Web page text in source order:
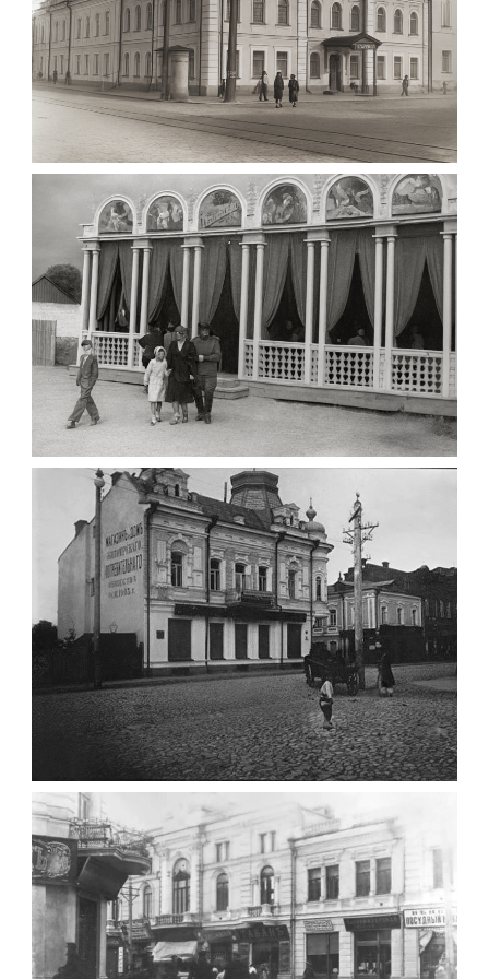
МАРІЇНСЬКА ЖІНОЧА ГІМНАЗІЯ ЖИТОМИР
1903
Фото Житомира період
до 1917 року
Leave a comment
ПАВІЛЬЙОН МОРОЗИВА ЖИТОМИР 1947
Фото Житомир (1945-
1960)
Leave a comment
ФОТО ЖИТОМИРА 1905 ВУЛ.
МИХАЙЛІВСЬКА-СКОРУЛЬСЬКОГО
Фото Житомира період
до 1917 року
Leave a comment